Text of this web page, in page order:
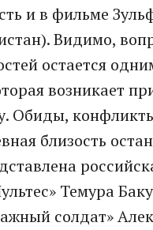
и в фильме
Видимо,
остается
возникает
Обиды,
близость
Темура
солдат»